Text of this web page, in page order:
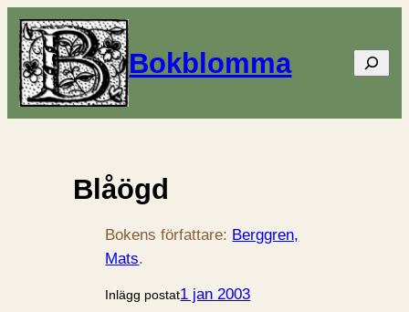
Bokblomma Sök
Blåögd
Bokens författare: Berggren,
Mats.
Inlägg postat1 jan 2003